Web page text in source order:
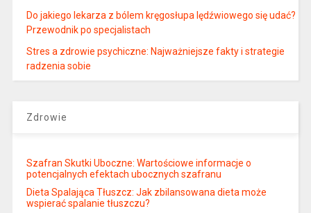
Do jakiego lekarza z bólem kręgosłupa lędźwiowego się udać?
Przewodnik po specjalistach
Stres a zdrowie psychiczne: Najważniejsze fakty i strategie
radzenia sobie
Zdrowie
Szafran Skutki Uboczne: Wartościowe informacje o
potencjalnych efektach ubocznych szafranu
Dieta Spalająca Tłuszcz: Jak zbilansowana dieta może
wspierać spalanie tłuszczu?